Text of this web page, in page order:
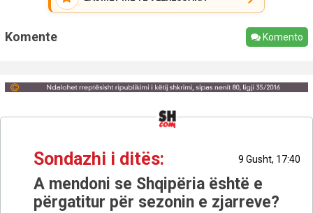
Komente Komento
Sondazhi i ditës: 9 Gusht, 17:40
A mendoni se Shqipëria është e
përgatitur për sezonin e zjarreve?